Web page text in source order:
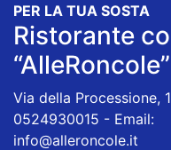
PER LA TUA SOSTA
Ristorante
“AlleRoncole”
Via della Processione,
0524930015 - Email:
info@alleroncole.it